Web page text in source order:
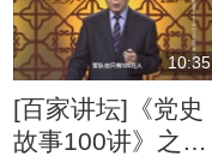
10:35
[百家讲坛]《党史
故事100讲》之中